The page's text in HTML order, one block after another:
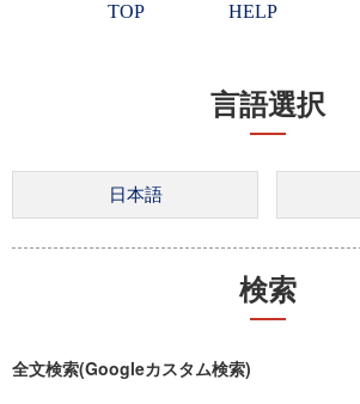
TOP HELP
言語選択
検索
全文検索(Googleカスタム検索)